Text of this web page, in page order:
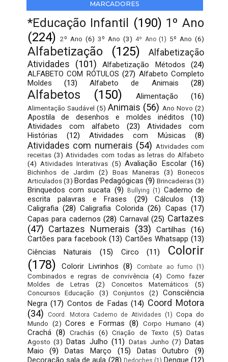
MARCADORES
*Educação Infantil (190) 1º Ano
(224) 2º Ano (6) 3º Ano (3) 4º Ano (1) 5º Ano (6)
Alfabetização (125)
Alfabetização
Atividades
(101) Alfabetização Métodos
(24)
ALFABETO COM RÓTULOS (27) Alfabeto Completo
Moldes
(13) Alfabeto de Animais (28)
Alfabetos (150) Alimentação (16)
Alimentação Saudável (5) Animais (56) Ano Novo (2)
Apostila de desenhos e moldes inéditos
(10)
Atividades com alfabeto
(23)
Atividades com
Histórias
(12) Atividades com Músicas (8)
Atividades com numerais (54) Atividades com
receitas (3) Atividades com todas as letras do Alfabeto
(4) Atividades Interativas (5) Avaliação Escolar (16)
Bichinhos de Jardim (2) Boas Maneiras (3)
Bonecos
Articulados (3) Bordas Pedagógicas (9) Brincadeiras(3)
Brinquedos com sucata (9) Bullying (1) Caderno de
escrita palavras e Frases
(29) Cálculos
(13)
Caligrafia (28) Caligrafia Colorida (26) Capas (17)
Capas para cadernos (28) Carnaval (25) Cartazes
(47) Cartazes Numerais (33) Cartilhas
(16)
Cartões para facebook (13) Cartões Whatsapp (13)
Ciências Naturais
(15) Circo (11)
Colorir
(178)
Colorir Livrinhos (8) Combate ao fumo (1)
Combinados e regras de convivência (4)
Como fazer
Moldes de Letras
(2) Conceitos Matemáticos
(5)
Concursos Educação
(3) Conjuntos (2)
Consciência
Negra (17) Contos de Fadas (14) Coord Motora
(34)
Coord. Motora Caderno de Atividades (1) Copa do
Mundo (2) Cores e Formas (8) Corpo Humano (4)
Crachá (8) Crachás (6) Criação de Texto (5) Datas
Agosto (3) Datas Julho (11) Datas Junho (7) Datas
Maio
(9) Datas Março (15) Datas Outubro
(9)
Decoração sala de aula (28) Dedoches (1) Dengue (12)